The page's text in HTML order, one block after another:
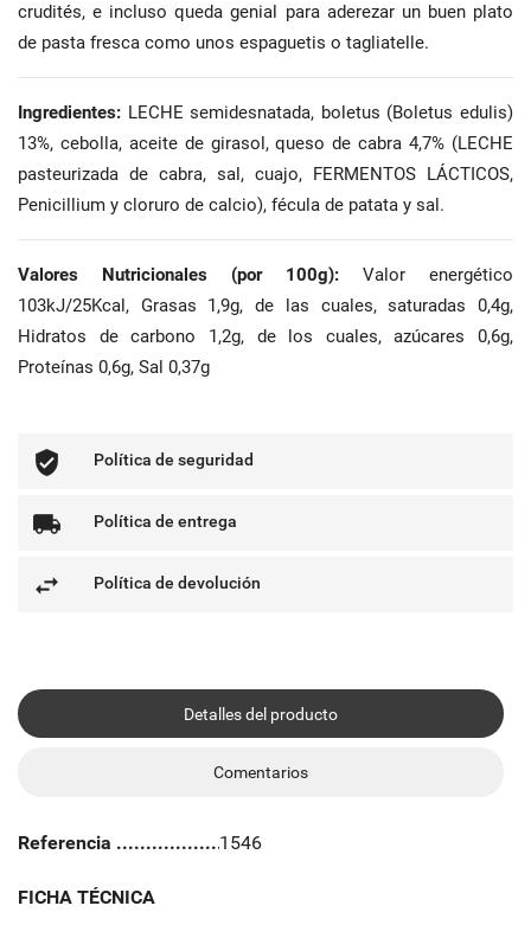
crudités, e incluso queda genial para aderezar un buen plato
de pasta fresca como unos espaguetis o tagliatelle.
Ingredientes: LECHE semidesnatada, boletus (Boletus edulis)
13%, cebolla, aceite de girasol, queso de cabra 4,7% (LECHE
pasteurizada de cabra, sal, cuajo, FERMENTOS LÁCTICOS,
Penicillium y cloruro de calcio), fécula de patata y sal.
Valores Nutricionales (por 100g): Valor energético
103kJ/25Kcal, Grasas 1,9g, de las cuales, saturadas 0,4g,
Hidratos de carbono 1,2g, de los cuales, azúcares 0,6g,
Proteínas 0,6g, Sal 0,37g
Política de seguridad
Política de entrega
Política de devolución
Detalles del producto
Comentarios
Referencia 1546
FICHA TÉCNICA